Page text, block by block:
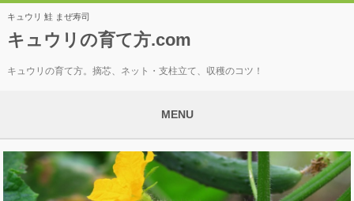
キュウリ 鮭 まぜ寿司
キュウリの育て方.com
キュウリの育て方。摘芯、ネット・支柱立て、収穫のコツ！
MENU